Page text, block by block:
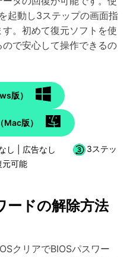
起動し3ステップの画面指
。初めて復元ソフトを使
で安心して操作できるの
版）
版）
なし | 広告なし
3ステッ
元可能
ードの解除方法
クリアでBIOSパスワー